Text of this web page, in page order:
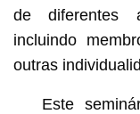
de diferentes
incluindo
outras
Este